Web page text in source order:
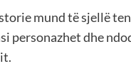
mund të sjellë
personazhet dhe